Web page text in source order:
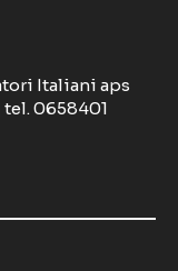
Italiani aps
tel. 0658401